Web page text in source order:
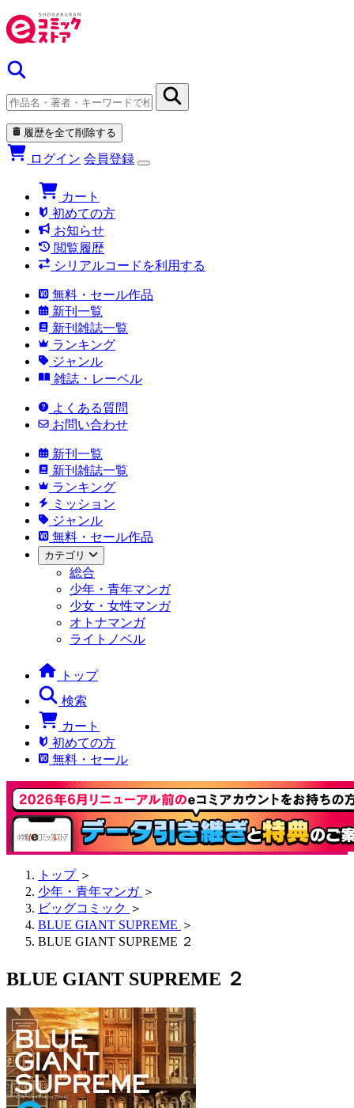
履歴を全て削除する
ログイン 会員登録
カート
初めての方
お知らせ
閲覧履歴
シリアルコードを利用する
無料・セール作品
新刊一覧
新刊雑誌一覧
ランキング
ジャンル
雑誌・レーベル
よくある質問
お問い合わせ
新刊一覧
新刊雑誌一覧
ランキング
ミッション
ジャンル
無料・セール作品
カテゴリ
総合
少年・青年マンガ
少女・女性マンガ
オトナマンガ
ライトノベル
トップ
検索
カート
初めての方
無料・セール
トップ ＞
少年・青年マンガ ＞
ビッグコミック ＞
BLUE GIANT SUPREME ＞
BLUE GIANT SUPREME ２
BLUE GIANT SUPREME ２